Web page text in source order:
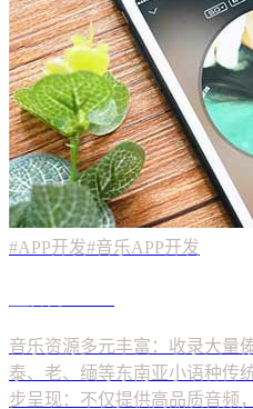
#APP开发#音乐APP开发